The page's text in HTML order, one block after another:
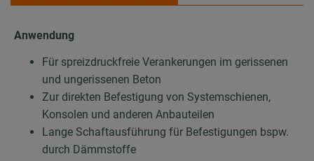
Anwendung
Für spreizdruckfreie Verankerungen im gerissenen
und ungerissenen Beton
Zur direkten Befestigung von Systemschienen,
Konsolen und anderen Anbauteilen
Lange Schaftausführung für Befestigungen bspw.
durch Dämmstoffe